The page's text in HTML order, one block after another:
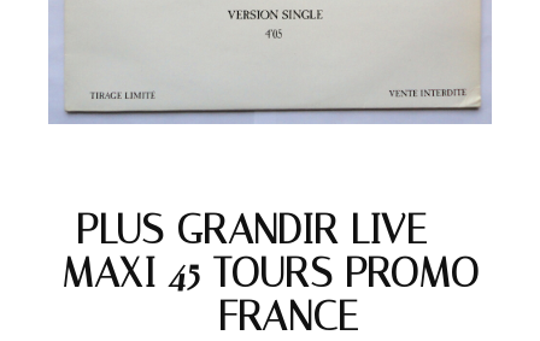
PLUS GRANDIR LIVE –
MAXI 45 TOURS PROMO
– FRANCE